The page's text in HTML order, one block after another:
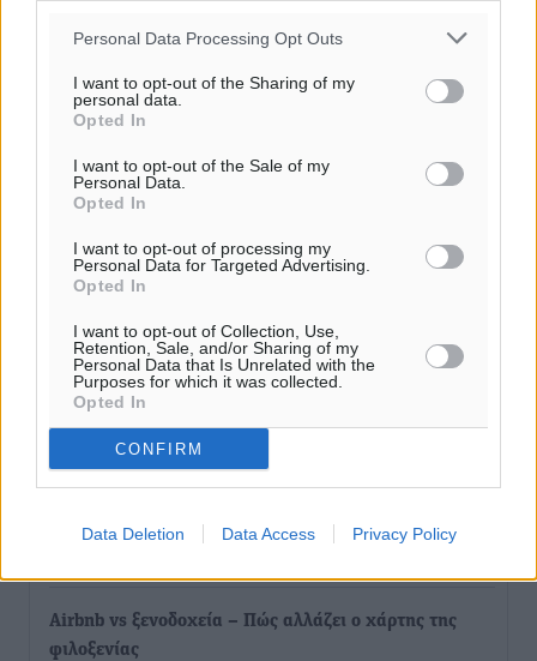
Personal Data Processing Opt Outs
I want to opt-out of the Sharing of my
personal data.
Opted In
I want to opt-out of the Sale of my
Personal Data.
Opted In
I want to opt-out of processing my
Personal Data for Targeted Advertising.
Opted In
I want to opt-out of Collection, Use,
Retention, Sale, and/or Sharing of my
Personal Data that Is Unrelated with the
Purposes for which it was collected.
Opted In
CONFIRM
Data Deletion Data Access Privacy Policy
Καιρός «hot – dry – windy» τις επόμενες 48 ώρες στη
χώρα
Ειδήσεις πριν 10 ώρες
αγάπης για τα παιδιά
Τοπικές Ειδήσεις πριν 10 ώρες
Τουρισμός: Με θετικό πρόσημο έως τώρα η χρονιά,
παρά τα σκαμπανεβάσματα
Ειδήσεις• πριν 10 ώρες
Χαρ. Ναβροζίδης στον RV «Σε τρία χρόνια θα είμαστε
το έργο ψηφιακού μετασχηματισμού
Airbnb vs ξενοδοχεία – Πώς αλλάζει ο χάρτης της
φιλοξενίας